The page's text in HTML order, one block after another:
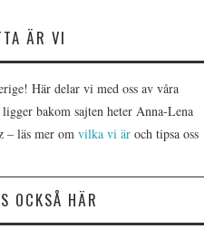
ÄR VI
Här delar vi med oss av våra
bakom sajten heter Anna-Lena
– läs mer omvilka vi är och tipsa oss
OCKSÅ HÄR